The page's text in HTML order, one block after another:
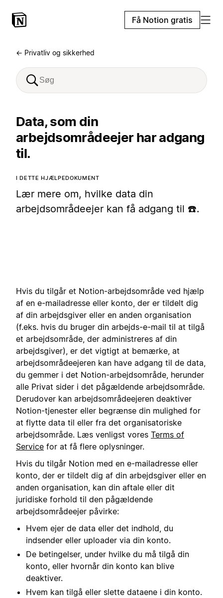
Få Notion gratis
← Privatliv og sikkerhed
Data, som din
arbejdsområdeejer har adgang
til.
I DETTE HJÆLPEDOKUMENT
Lær mere om, hvilke data din
arbejdsområdeejer kan få adgang til ☎️.
Hvis du tilgår et Notion-arbejdsområde ved hjælp
af en e-mailadresse eller konto, der er tildelt dig
af din arbejdsgiver eller en anden organisation
(f.eks. hvis du bruger din arbejds-e-mail til at tilgå
et arbejdsområde, der administreres af din
arbejdsgiver), er det vigtigt at bemærke, at
arbejdsområdeejeren kan have adgang til de data,
du gemmer i det Notion-arbejdsområde, herunder
alle Privat sider i det pågældende arbejdsområde.
Derudover kan arbejdsområdeejeren deaktiver
Notion-tjenester eller begrænse din mulighed for
at flytte data til eller fra det organisatoriske
arbejdsområde. Læs venligst vores Terms of
Service for at få flere oplysninger.
Hvis du tilgår Notion med en e-mailadresse eller
konto, der er tildelt dig af din arbejdsgiver eller en
anden organisation, kan din aftale eller dit
juridiske forhold til den pågældende
arbejdsområdeejer påvirke:
Hvem ejer de data eller det indhold, du
indsender eller uploader via din konto.
De betingelser, under hvilke du må tilgå din
konto, eller hvornår din konto kan blive
deaktiver.
Hvem kan tilgå eller slette dataene i din konto.